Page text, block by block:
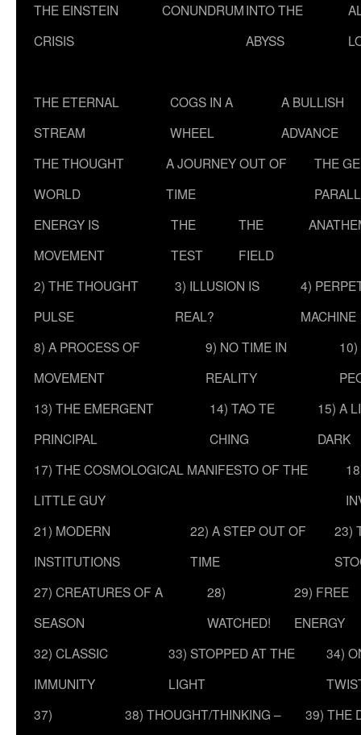
THE EINSTEIN
CRISIS
CONUNDRUMINTO THE
ABYSS
THE ETERNAL
STREAM
COGS IN A
WHEEL
A BULLISH
ADVANCE
THE THOUGHT
WORLD
A JOURNEY OUT OF
TIME
THE
ENERGY IS
MOVEMENT
THE
TEST
THE
FIELD
2) THE THOUGHT
PULSE
3) ILLUSION IS
REAL?
4)
MACHINE
8) A PROCESS OF
MOVEMENT
9) NO TIME IN
REALITY
13) THE EMERGENT
PRINCIPAL
14) TAO TE
CHING
15) A
DARK
17) THE COSMOLOGICAL MANIFESTO OF THE
LITTLE GUY
21) MODERN
INSTITUTIONS
22) A STEP OUT OF
TIME
23)
27) CREATURES OF A
SEASON
28)
WATCHED!
29) FREE
ENERGY
32) CLASSIC
IMMUNITY
33) STOPPED AT THE
LIGHT
34)
37)
38) THOUGHT/THINKING –
39) THE